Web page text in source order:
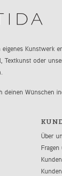
Kunstwerk
Textkunst oder
deinen Wünschen
Über